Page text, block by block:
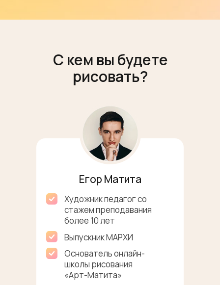
С кем вы будете
рисовать?
Егор Матита
Художник педагог со
стажем преподавания
более 10 лет
Выпускник МАРХИ
Основатель онлайн-
школы рисования
«Арт-Матита»